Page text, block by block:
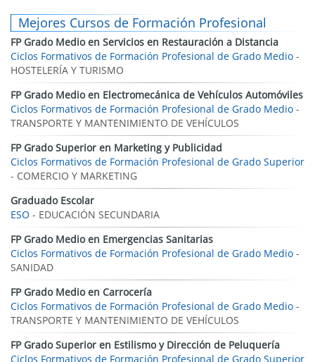
Mejores Cursos de Formación Profesional
FP Grado Medio en Servicios en Restauración a Distancia
Ciclos Formativos de Formación Profesional de Grado Medio -
HOSTELERÍA Y TURISMO
FP Grado Medio en Electromecánica de Vehículos Automóviles
Ciclos Formativos de Formación Profesional de Grado Medio -
TRANSPORTE Y MANTENIMIENTO DE VEHÍCULOS
FP Grado Superior en Marketing y Publicidad
Ciclos Formativos de Formación Profesional de Grado Superior
- COMERCIO Y MARKETING
Graduado Escolar
ESO - EDUCACIÓN SECUNDARIA
FP Grado Medio en Emergencias Sanitarias
Ciclos Formativos de Formación Profesional de Grado Medio -
SANIDAD
FP Grado Medio en Carrocería
Ciclos Formativos de Formación Profesional de Grado Medio -
TRANSPORTE Y MANTENIMIENTO DE VEHÍCULOS
FP Grado Superior en Estilismo y Dirección de Peluquería
Ciclos Formativos de Formación Profesional de Grado Superior